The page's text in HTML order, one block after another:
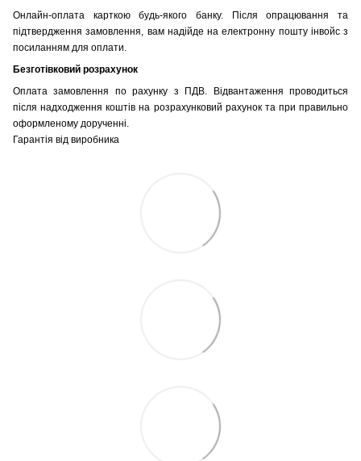
Онлайн-оплата карткою будь-якого банку. Після опрацювання та
підтвердження замовлення, вам надійде на електронну пошту інвойс з
посиланням для оплати.
Безготівковий розрахунок
Оплата замовлення по рахунку з ПДВ. Відвантаження проводиться
після надходження коштів на розрахунковий рахунок та при правильно
оформленому дорученні.
Гарантія від виробника